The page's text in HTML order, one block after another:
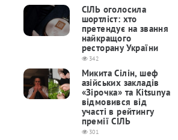
СІЛЬ оголосила
шортліст: хто
претендує на звання
найкращого
ресторану України
342
Микита Сілін, шеф
азійських закладів
«Зірочка» та Kitsunya
відмовився від
участі в рейтингу
премії СІЛЬ
301